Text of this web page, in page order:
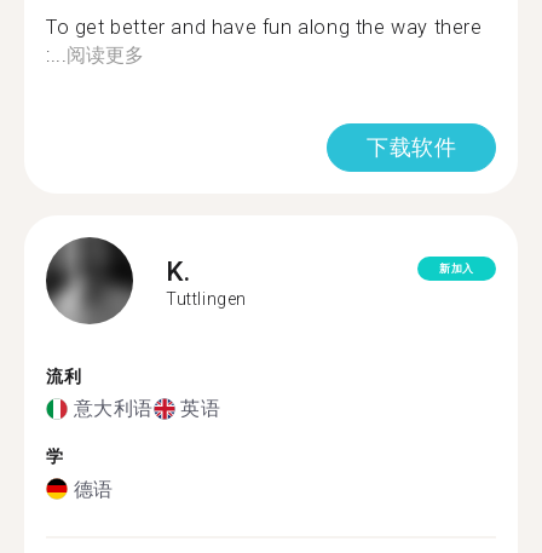
To get better and have fun along the way there
:... 阅读更多
下载软件
K.
Tuttlingen
新加入
流利
意大利语 英语
学
德语